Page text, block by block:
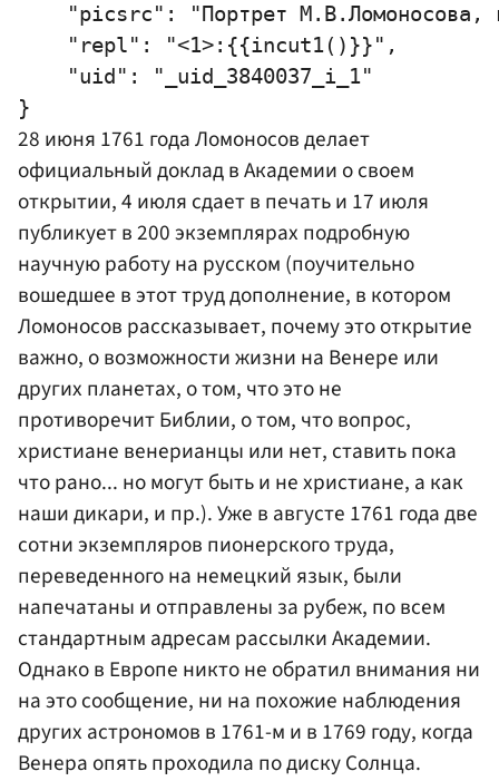
"picsrc": "Портрет
    "repl": "<1>:{{incut1()}}",
    "uid": "_uid_3840037_i_1"
28 июня 1761 года Ломоносов делает
официальный доклад в Академии о своем
открытии, 4 июля сдает в печать и 17 июля
публикует в 200 экземплярах подробную
научную работу на русском (поучительно
вошедшее в этот труд дополнение, в котором
Ломоносов рассказывает, почему это открытие
важно, о возможности жизни на Венере или
других планетах, о том, что это не
противоречит Библии, о том, что вопрос,
христиане венерианцы или нет, ставить пока
что рано... но могут быть и не христиане, а как
наши дикари, и пр.). Уже в августе 1761 года две
сотни экземпляров пионерского труда,
переведенного на немецкий язык, были
напечатаны и отправлены за рубеж, по всем
стандартным адресам рассылки Академии.
Однако в Европе никто не обратил внимания ни
на это сообщение, ни на похожие наблюдения
других астрономов в 1761-м и в 1769 году, когда
Венера опять проходила по диску Солнца.